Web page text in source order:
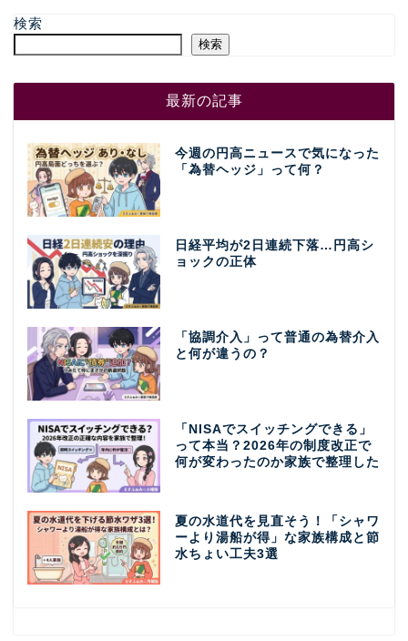
検索
検索
最新の記事
今週の円高ニュースで気になった
「為替ヘッジ」って何？
日経平均が2日連続下落…円高シ
ョックの正体
「協調介入」って普通の為替介入
と何が違うの？
「NISAでスイッチングできる」
って本当？2026年の制度改正で
何が変わったのか家族で整理した
夏の水道代を見直そう！「シャワ
ーより湯船が得」な家族構成と節
水ちょい工夫3選